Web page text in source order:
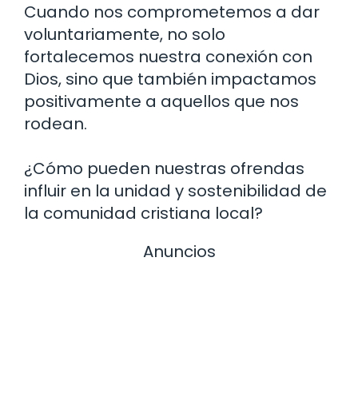
Cuando nos comprometemos a dar
voluntariamente, no solo
fortalecemos nuestra conexión con
Dios, sino que también impactamos
positivamente a aquellos que nos
rodean.
¿Cómo pueden nuestras ofrendas
influir en la unidad y sostenibilidad de
la comunidad cristiana local?
Anuncios